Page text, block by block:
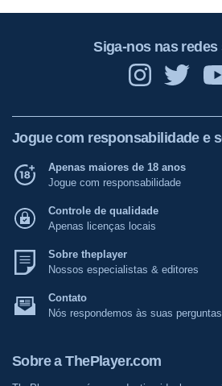
Siga-nos nas
Jogue com responsabilidade e
Apenas maiores de 18 anos
Jogue com responsabilidade
Controle de qualidade
Apenas licenças locais
Sobre theplayer
Nossos especialistas & editores
Contato
Nós respondemos às suas perguntas
Sobre a ThePlayer.com